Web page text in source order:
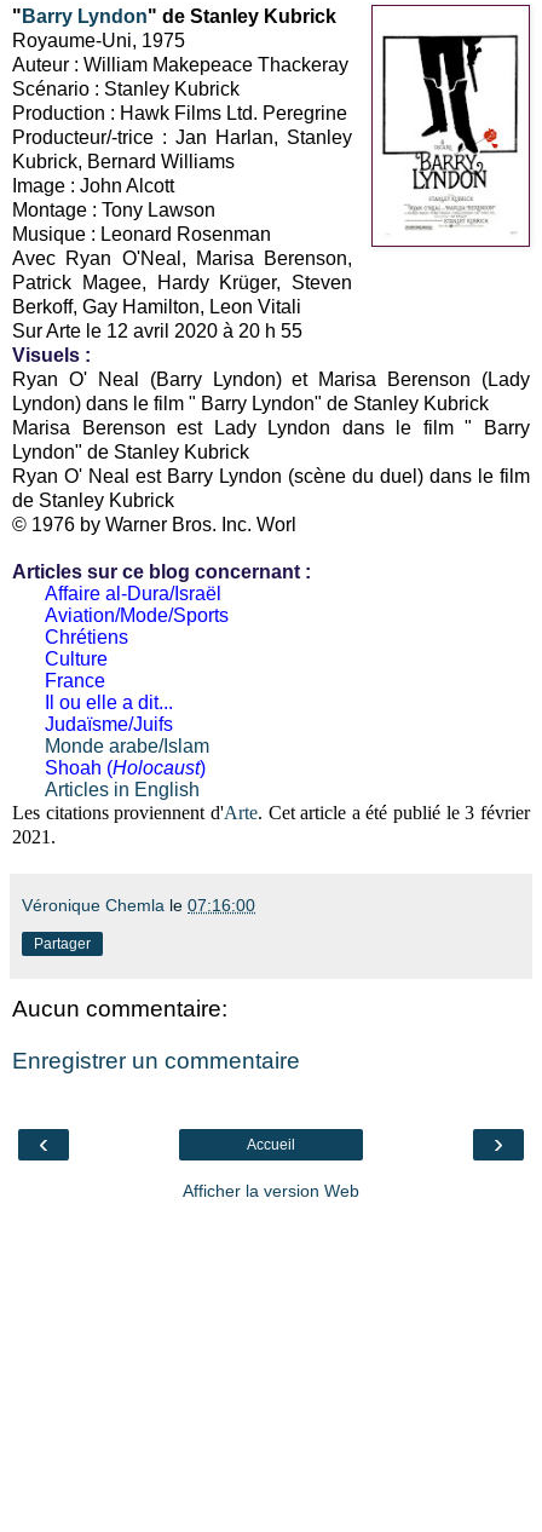
" Barry Lyndon" de Stanley Kubrick
Royaume-Uni, 1975
Auteur : William Makepeace Thackeray
Scénario : Stanley Kubrick
Production : Hawk Films Ltd. Peregrine
Producteur/-trice : Jan Harlan, Stanley
Kubrick, Bernard Williams
Image : John Alcott
Montage : Tony Lawson
Musique : Leonard Rosenman
Avec Ryan O'Neal, Marisa Berenson,
Patrick Magee, Hardy Krüger, Steven
Berkoff, Gay Hamilton, Leon Vitali
Sur Arte le 12 avril 2020 à 20 h 55
Visuels :
Ryan O' Neal (Barry Lyndon) et Marisa Berenson (Lady
Lyndon) dans le film " Barry Lyndon" de Stanley Kubrick
Marisa Berenson est Lady Lyndon dans le film " Barry
Lyndon" de Stanley Kubrick
Ryan O' Neal est Barry Lyndon (scène du duel) dans le film
de Stanley Kubrick
© 1976 by Warner Bros. Inc. Worl
Articles sur ce blog concernant :
Affaire al-Dura/Israël
Aviation/Mode/Sports
Chrétiens
Culture
France
Il ou elle a dit...
Judaïsme/Juifs
Monde arabe/Islam
Shoah (Holocaust)
Articles in English
Les citations proviennent d'Arte. Cet article a été publié le 3 février
2021.
Véronique Chemla le 07:16:00
Partager
Aucun commentaire:
Enregistrer un commentaire
‹ ›
Accueil
Afficher la version Web